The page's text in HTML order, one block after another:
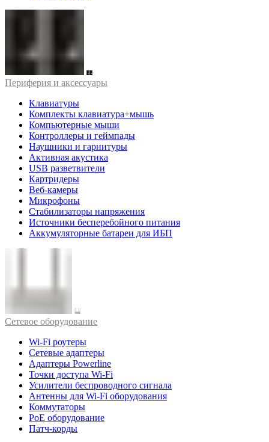
Периферия и аксессуары
Клавиатуры
Комплекты клавиатура+мышь
Компьютерные мыши
Контроллеры и геймпады
Наушники и гарнитуры
Активная акустика
USB разветвители
Картридеры
Веб-камеры
Микрофоны
Стабилизаторы напряжения
Источники бесперебойного питания
Аккумуляторные батареи для ИБП
Cетевое оборудование
Wi-Fi роутеры
Сетевые адаптеры
Адаптеры Powerline
Точки доступа Wi-Fi
Усилители беспроводного сигнала
Антенны для Wi-Fi оборудования
Коммутаторы
PoE оборудование
Патч-корды